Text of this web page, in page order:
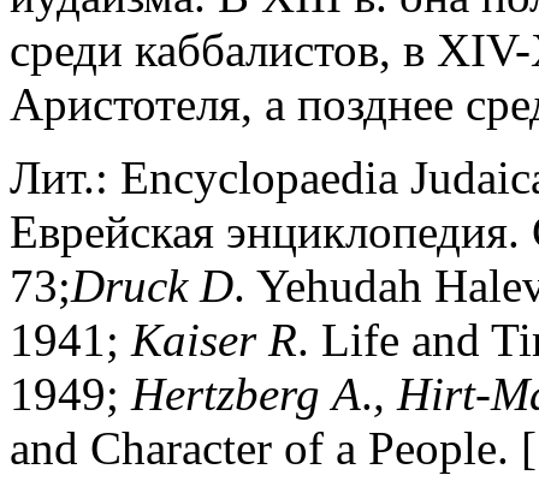
среди каббалистов, в
Аристотеля, а позднее
Лит.: Encyclopaedia
Еврейская
73;Druck D. Yehudah
1941; Kaiser R. Life and
1949; Hertzberg A., Hirt-
and Character of a People.